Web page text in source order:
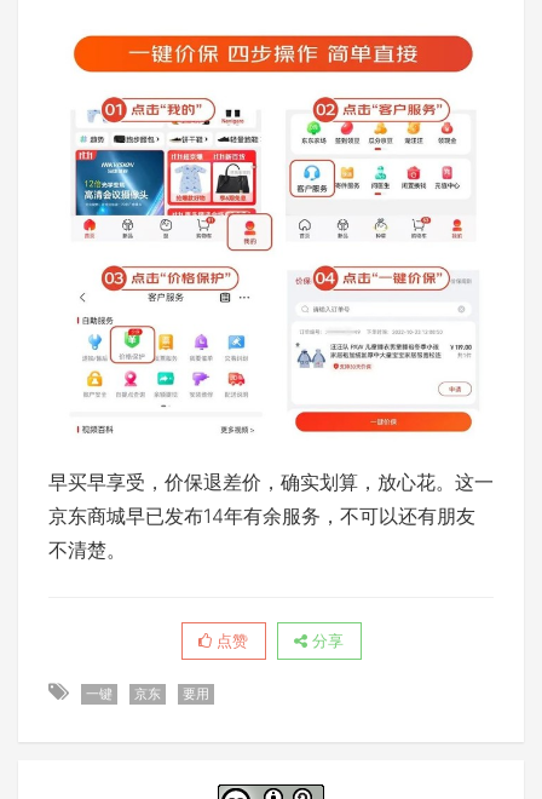
早买早享受，价保退差价，确实划算，放心花。这一
京东商城早已发布14年有余服务，不可以还有朋友
不清楚。
点赞 分享
一键 京东 要用